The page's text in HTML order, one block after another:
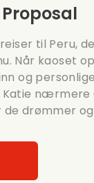
til Peru,
Når kaoset
og
nærmere
drømmer